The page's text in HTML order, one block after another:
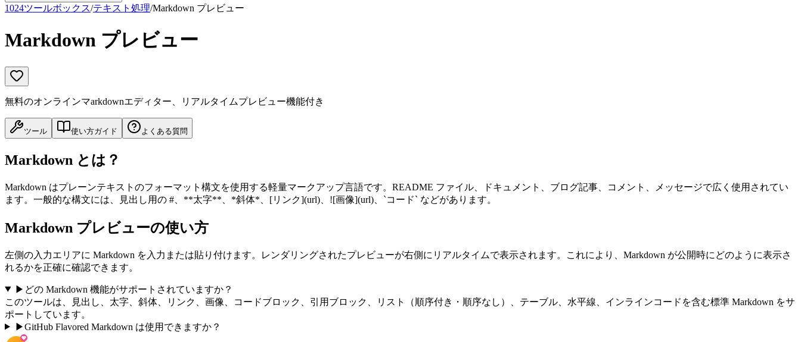
1024ツールボックス/テキスト処理/Markdown プレビュー
Markdown プレビュー
無料のオンラインマarkdownエディター、リアルタイムプレビュー機能付き
ツール 使い方ガイド よくある質問
Markdown とは？
Markdown はプレーンテキストのフォーマット構文を使用する軽量マークアップ言語です。README ファイル、ドキュメント、ブログ記事、コメント、メッセージで広く使用されてい
ます。一般的な構文には、見出し用の #、**太字**、*斜体*、[リンク](url)、![画像](url)、`コード` などがあります。
Markdown プレビューの使い方
左側の入力エリアに Markdown を入力または貼り付けます。レンダリングされたプレビューが右側にリアルタイムで表示されます。これにより、Markdown が公開時にどのように表示さ
れるかを正確に確認できます。
▶ どの Markdown 機能がサポートされていますか？
このツールは、見出し、太字、斜体、リンク、画像、コードブロック、引用ブロック、リスト（順序付き・順序なし）、テーブル、水平線、インラインコードを含む標準 Markdown をサ
ポートしています。
▶GitHub Flavored Markdown は使用できますか？